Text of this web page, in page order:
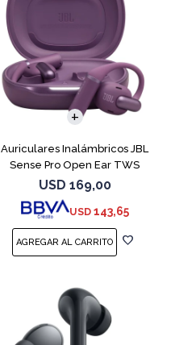
Auriculares Inalámbricos JBL
Sense Pro Open Ear TWS
Purple
USD 169,00
USD 143,65